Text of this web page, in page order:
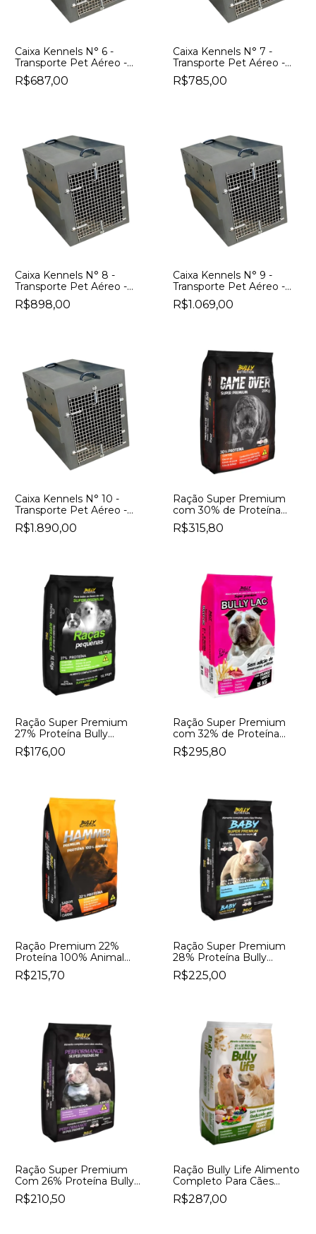
Caixa Kennels N° 6 -
Transporte Pet Aéreo -
Padrão IATA
R$687,00
Caixa Kennels N° 7 -
Transporte Pet Aéreo -
Padrão IATA
R$785,00
Caixa Kennels N° 8 -
Transporte Pet Aéreo -
Padrão IATA
R$898,00
Caixa Kennels N° 9 -
Transporte Pet Aéreo -
Padrão IATA
R$1.069,00
Caixa Kennels N° 10 -
Transporte Pet Aéreo -
Padrão IATA
R$1.890,00
Ração Super Premium
com 30% de Proteína
Bully Nutrition Game
Over Sabor Frango e
R$315,80
Ração Super Premium
27% Proteína Bully
Nutrition Raças
Pequenas Sabor Frango E
R$176,00
Ração Super Premium
com 32% de Proteína
sem Adição de
Conservantes Artificiais
R$295,80
Ração Premium 22%
Proteína 100% Animal
Bully Nutrition Hammer
Sabor Carne
R$215,70
Ração Super Premium
28% Proteína Bully
Nutrition Baby Sabor
Frango E Arroz
R$225,00
Ração Super Premium
Com 26% Proteína Bully
Nutrition Performance
Sabor Frango E Arroz
R$210,50
Ração Bully Life Alimento
Completo Para Cães
Adultos 30% De Proteína
E 16% De Extrato éTereo
R$287,00